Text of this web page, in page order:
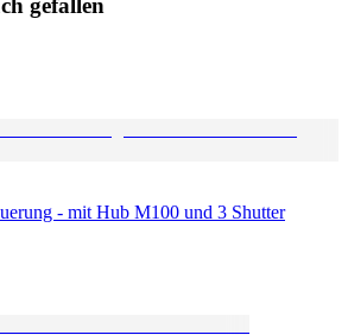
- mit Hub M100 und 3 Shutter